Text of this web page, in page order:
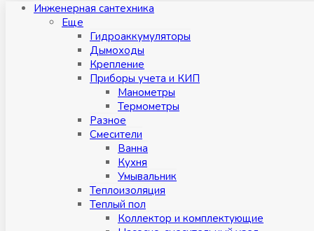
Инженерная сантехника
Eще
Гидроаккумуляторы
Дымоходы
Крепление
Приборы учета и КИП
Манометры
Термометры
Разное
Смесители
Ванна
Кухня
Умывальник
Теплоизоляция
Теплый пол
Коллектор и комплектующие